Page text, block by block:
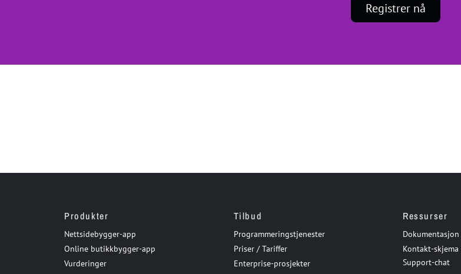
Registrer nå
Produkter
Nettsidebygger-app
Online butikkbygger-app
Vurderinger
Tilbud
Programmeringstjenester
Priser / Tariffer
Enterprise-prosjekter
Ressurser
Kontakt-skjema
Support-chat